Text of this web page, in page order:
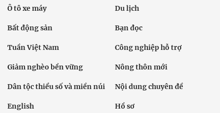
Ô tô xe máy Du lịch
Bất động sản Bạn đọc
Tuần Việt Nam Công nghiệp hỗ trợ
Giảm nghèo bền vững Nông thôn mới
Dân tộc thiểu số và miền núi Nội dung chuyên đề
English Hồ sơ